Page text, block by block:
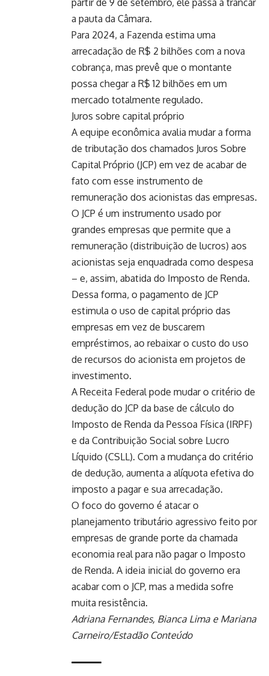
a pauta da Câmara.
Para 2024, a Fazenda estima uma
arrecadação de R$ 2 bilhões com a nova
cobrança, mas prevê que o montante
possa chegar a R$ 12 bilhões em um
mercado totalmente regulado.
Juros sobre capital próprio
A equipe econômica avalia mudar a forma
de tributação dos chamados Juros Sobre
Capital Próprio (JCP) em vez de acabar de
fato com esse instrumento de
remuneração dos acionistas das empresas.
O JCP é um instrumento usado por
grandes empresas que permite que a
remuneração (distribuição de lucros) aos
acionistas seja enquadrada como despesa
– e, assim, abatida do Imposto de Renda.
Dessa forma, o pagamento de JCP
estimula o uso de capital próprio das
empresas em vez de buscarem
empréstimos, ao rebaixar o custo do uso
de recursos do acionista em projetos de
investimento.
A Receita Federal pode mudar o critério de
dedução do JCP da base de cálculo do
Imposto de Renda da Pessoa Física (IRPF)
e da Contribuição Social sobre Lucro
Líquido (CSLL). Com a mudança do critério
de dedução, aumenta a alíquota efetiva do
imposto a pagar e sua arrecadação.
O foco do governo é atacar o
planejamento tributário agressivo feito por
empresas de grande porte da chamada
economia real para não pagar o Imposto
de Renda. A ideia inicial do governo era
acabar com o JCP, mas a medida sofre
muita resistência.
Adriana Fernandes, Bianca Lima e Mariana
Carneiro/Estadão Conteúdo